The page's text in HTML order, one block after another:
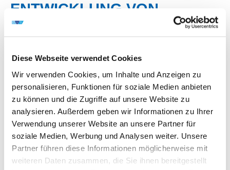
Diese Webseite verwendet Cookies
Wir verwenden Cookies, um Inhalte und Anzeigen zu
personalisieren, Funktionen für soziale Medien anbieten
zu können und die Zugriffe auf unsere Website zu
analysieren. Außerdem geben wir Informationen zu Ihrer
Verwendung unserer Website an unsere Partner für
soziale Medien, Werbung und Analysen weiter. Unsere
Partner führen diese Informationen möglicherweise mit
weiteren Daten zusammen, die Sie ihnen bereitgestellt
ENTWICKLUNG VON
DURCHFLUSSMESSSYSTEME
LEBSTOFFAPPLIKATION
IGF-Vorhaben-Nr.: 93.270 N
Laufzeit: 01.01.1993 - 31.12.1994
FORSCHUNGSEINRICHTUNGEN: